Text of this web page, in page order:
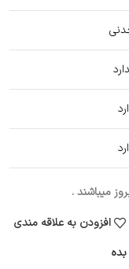
میباشند .
افزودن به علاقه مندی